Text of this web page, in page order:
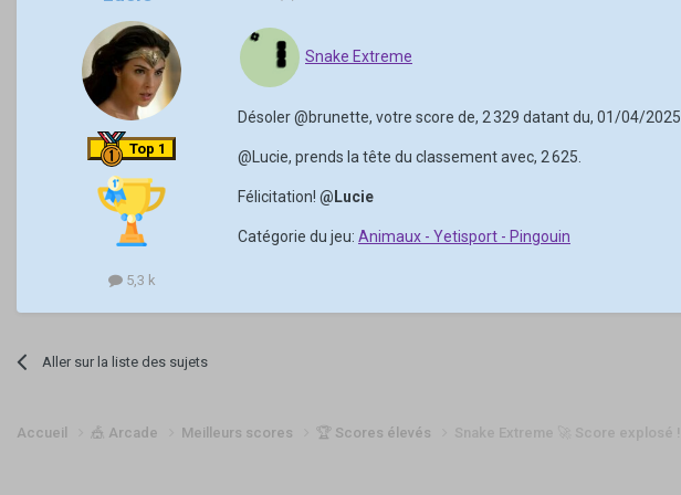
Top 1
5,3 k
Snake Extreme
Désoler@brunette, votre score de, 2 329 datant du, 01/04/
@Lucie, prends la tête du classement avec, 2 625.
Félicitation! @Lucie
Catégorie du jeu: Animaux - Yetisport - Pingouin
Aller sur la liste des sujets
Accueil 🎪 Arcade Meilleurs scores 🏆 Scores élevés Snake Extreme 🚀 Score explosé !